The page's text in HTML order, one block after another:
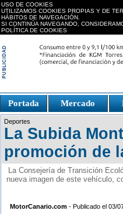
USO DE COOKIES
UTILIZAMOS COOKIES PROPIAS Y DE
HÁBITOS DE NAVEGACIÓN.
SI CONTINÚA NAVEGANDO,
POLÍTICA DE COOKIES
Portada Mercado
Fake Watches
replica-
watch.is
Deportes
La Subida
promoción de
La Consejería de Transición
nueva imagen de este vehículo,
MotorCanario.com - Publicado el 03/